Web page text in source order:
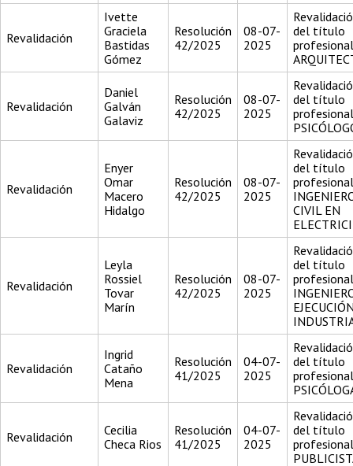
Revalidación
Ivette
Graciela
Bastidas
Gómez
Resolución
42/2025
08-07-
2025
del título
Revalidación
Daniel
Galván
Galaviz
Resolución
42/2025
08-07-
2025
del título
Revalidación
Enyer
Omar
Macero
Hidalgo
Resolución
42/2025
08-07-
2025
del título
CIVIL EN
Revalidación
Leyla
Rossiel
Tovar
Marín
Resolución
42/2025
08-07-
2025
del título
Revalidación
Ingrid
Cataño
Mena
Resolución
41/2025
04-07-
2025
del título
Revalidación
Cecilia
Checa Rios
Resolución
41/2025
04-07-
2025
del título